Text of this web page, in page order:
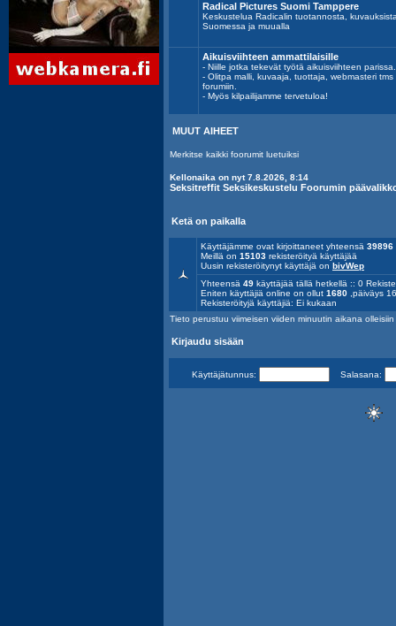
Radical Pictures Suomi Tamppere
Keskustelua Radicalin tuotannosta,
Suomessa ja muualla
Aikuisviihteen ammattilaisille
- Niille jotka tekevät työtä aikuisviihteen parissa.
- Olitpa malli, kuvaaja, tuottaja, webmasteri
forumiin.
- Myös kilpailijamme tervetuloa!
MUUT AIHEET
Merkitse kaikki foorumit luetuiksi
Kellonaika on nyt 7.8.2026, 8:14
Seksitreffit Seksikeskustelu Foorumin
Ketä on paikalla
Käyttäjämme ovat kirjoittaneet yhteensä 39896
Meillä on 15103 rekisteröityä käyttäjää
Uusin rekisteröitynyt käyttäjä on bivWep
Yhteensä 49 käyttäjää tällä hetkellä :: 0
Eniten käyttäjiä online on ollut 1680 ,päiväys
Rekisteröityjä käyttäjiä: Ei kukaan
Tieto perustuu viimeisen viiden minuutin aikana
Kirjaudu sisään
Käyttäjätunnus: Salasana: